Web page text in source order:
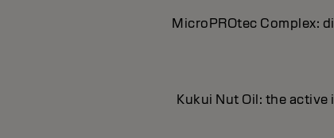
MicroPROtec Complex:
Kukui Nut Oil: the